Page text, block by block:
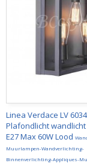
Linea Verdace LV
Plafondlicht
E27 Max 60W Lood
Muurlampen-Wandverlichting-
Binnenverlichting-Appliques-